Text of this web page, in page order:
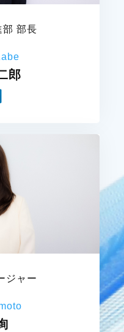
部 部長
郎
ジャー